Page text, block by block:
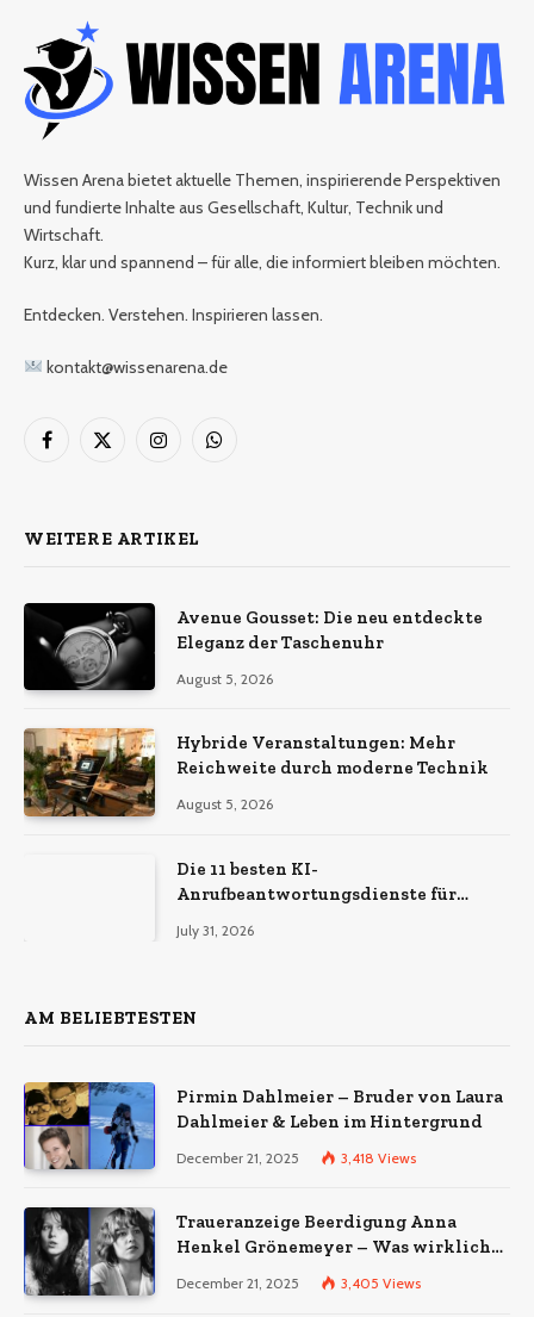
Wissen Arena bietet aktuelle Themen, inspirierende Perspektiven
und fundierte Inhalte aus Gesellschaft, Kultur, Technik und
Wirtschaft.
Kurz, klar und spannend – für alle, die informiert bleiben möchten.
Entdecken. Verstehen. Inspirieren lassen.
kontakt@wissenarena.de
Facebook
X
InstagramWhatsApp
WEITERE ARTIKEL
Avenue Gousset: Die neu entdeckte
Eleganz der Taschenuhr
August 5, 2026
Hybride Veranstaltungen: Mehr
Reichweite durch moderne Technik
August 5, 2026
Die 11 besten KI-
Anrufbeantwortungsdienste für
July 31, 2026
AM BELIEBTESTEN
Pirmin Dahlmeier – Bruder von Laura
Dahlmeier & Leben im Hintergrund
December 21, 2025 3,418 Views
Traueranzeige Beerdigung Anna
Henkel Grönemeyer – Was wirklich
bekannt ist und was nicht bestätigt
December 21, 2025 3,405 Views